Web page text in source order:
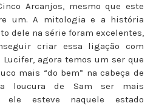
Arcanjos, mesmo que este
um. A mitologia e a história
dele na série foram excelentes,
criar essa ligação com
Lucifer, agora temos um ser que
mais “do bem” na cabeça de
loucura de Sam ser mais
ele esteve naquele estado